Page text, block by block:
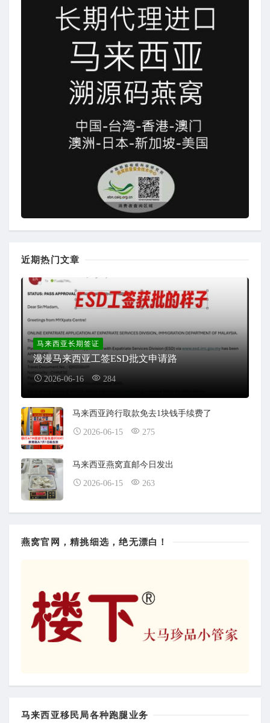
近期热门文章
马来西亚长期签证
漫漫马来西亚工签ESD批文申请路
2026-06-16 284
马来西亚跨行取款免去1块钱手续费了
2026-06-15 275
马来西亚燕窝直邮今日发出
2026-06-15 263
燕窝官网，精挑细选，绝无漂白！
马来西亚移民局各种跑腿业务